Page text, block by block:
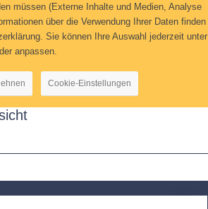
müssen (Externe Inhalte und Medien, Analyse
über die Verwendung Ihrer Daten finden
Sie können Ihre Auswahl jederzeit unter
anpassen.
Cookie-Einstellungen